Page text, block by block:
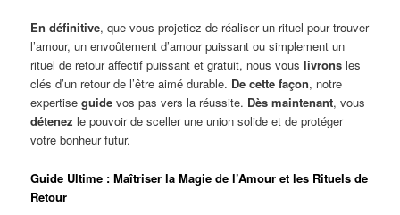
En définitive, que vous projetiez de réaliser un rituel pour trouver
l’amour, un envoûtement d’amour puissant ou simplement un
rituel de retour affectif puissant et gratuit, nous vouslivrons les
clés d’un retour de l’être aimé durable. De cette façon, notre
expertiseguide vos pas vers la réussite. Dès maintenant, vous
détenez le pouvoir de sceller une union solide et de protéger
votre bonheur futur.
Guide Ultime : Maîtriser la Magie de l’Amour et les Rituels de
Retour